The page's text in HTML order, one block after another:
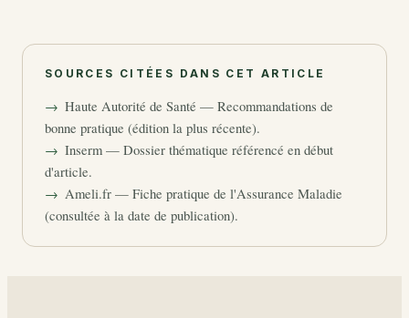
SOURCES CITÉES DANS CET ARTICLE
Haute Autorité de Santé — Recommandations de
bonne pratique (édition la plus récente).
Inserm — Dossier thématique référencé en début
d'article.
Ameli.fr — Fiche pratique de l'Assurance Maladie
(consultée à la date de publication).